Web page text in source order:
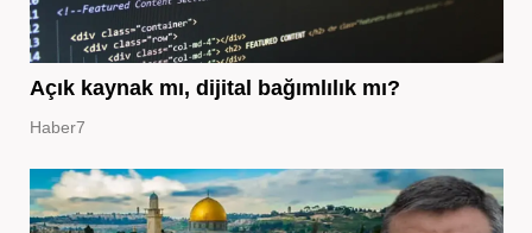
Açık kaynak mı, dijital bağımlılık mı?
Haber7